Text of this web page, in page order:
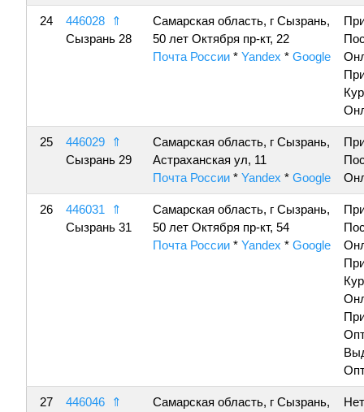
24 446028
⇑
Сызрань 28
Самарская область, г Сызрань,
50 лет Октября пр-кт, 22
Почта России * Yandex * Google
25 446029
⇑
Сызрань 29
Самарская область, г Сызрань,
Астраханская ул, 11
Почта России * Yandex * Google
26 446031
⇑
Сызрань 31
Самарская область, г Сызрань,
50 лет Октября пр-кт, 54
Почта России * Yandex * Google
27 446046
⇑
Самарская область, г Сызрань,